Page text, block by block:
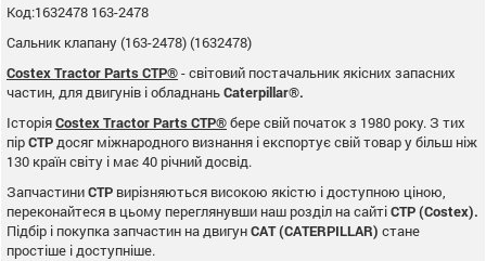
Код:1632478 163-2478
Сальник клапану (163-2478) (1632478)
Costex Tractor Parts CTP®- світовий постачальник якісних запасних
частин, для двигунів і обладнаньCaterpillar®.
ІсторіяCostex Tractor Parts CTP®бере свій початок з 1980 року. З тих
пірCTP досяг міжнародного визнання і експортує свій товар у більш ніж
130 країн світу і має 40 річний досвід.
ЗапчастиниCTP вирізняються високою якістю і доступною ціною,
переконайтеся в цьому переглянувши наш розділ на сайтіCTP (Costex).
Підбір і покупка запчастин на двигунCAT (CATERPILLAR) стане
простіше і доступніше.